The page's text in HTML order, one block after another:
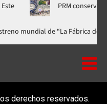
PRM conserva el
llena y el estreno mundial de
derechos reservados.